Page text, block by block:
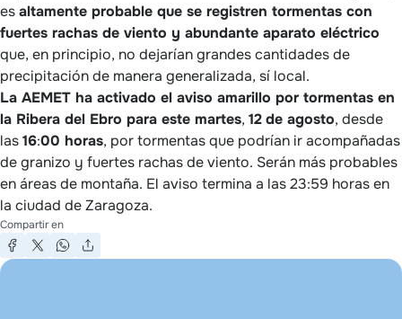
esaltamente probable que se registren tormentas con
fuertes rachas de viento y abundante aparato eléctrico
que, en principio, no dejarían grandes cantidades de
precipitación de manera generalizada, sí local.
La AEMET ha activado el aviso amarillo por tormentas en
la Ribera del Ebro para este martes, 12de agosto, desde
las16:00 horas, por tormentas que podrían ir acompañadas
de granizo y fuertes rachas de viento. Serán más probables
en áreas de montaña. El aviso termina a las 23:59 horas en
la ciudad de Zaragoza.
Compartir en